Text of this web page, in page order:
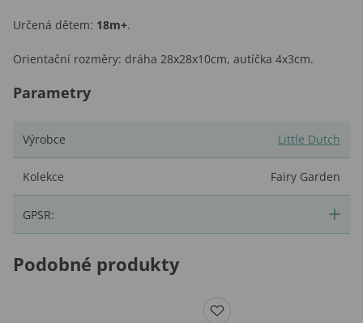
Určená dětem: 18m+.
Orientační rozměry: dráha 28x28x10cm, autíčka 4x3cm.
Parametry
Výrobce Little Dutch
Kolekce Fairy Garden
GPSR:
Podobné produkty